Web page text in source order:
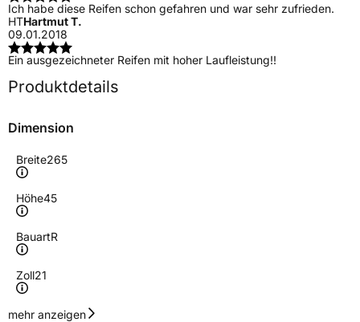
Ich habe diese Reifen schon gefahren und war sehr zufrieden.
HTHartmut T.
09.01.2018
Ein ausgezeichneter Reifen mit hoher Laufleistung!!
Produktdetails
Dimension
Breite265
Höhe45
BauartR
Zoll21
Geschwindigkeitsindex
mehr anzeigen